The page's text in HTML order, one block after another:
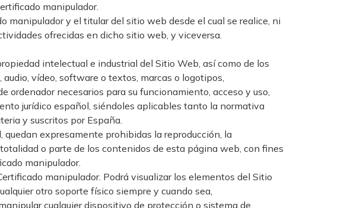
manipulador.
y el titular del sitio web desde el cual se realice, ni
ofrecidas en dicho sitio web, y viceversa.
intelectual e industrial del Sitio Web, así como de los
vídeo, software o textos, marcas o logotipos,
ordenador necesarios para su funcionamiento, acceso y uso,
jurídico español, siéndoles aplicables tanto la normativa
y suscritos por España.
expresamente prohibidas la reproducción, la
o parte de los contenidos de esta página web, con fines
manipulador.
manipulador. Podrá visualizar los elementos del Sitio
otro soporte físico siempre y cuando sea,
cualquier dispositivo de protección o sistema de